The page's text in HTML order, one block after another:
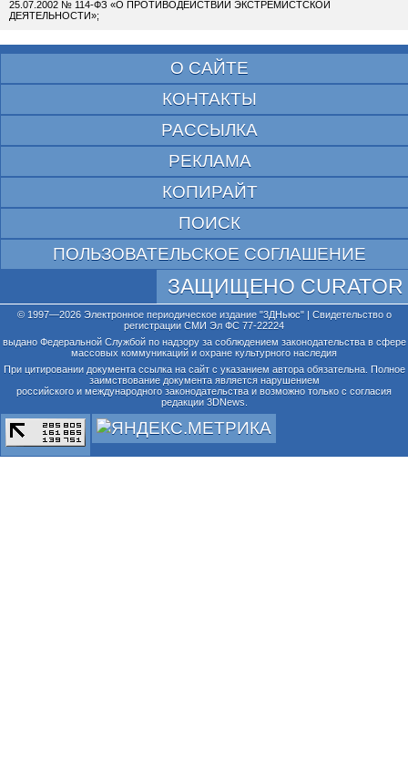
25.07.2002 № 114-ФЗ «О ПРОТИВОДЕЙСТВИИ ЭКСТРЕМИСТСКОЙ
ДЕЯТЕЛЬНОСТИ»;
О САЙТЕ
КОНТАКТЫ
РАССЫЛКА
РЕКЛАМА
КОПИРАЙТ
ПОИСК
ПОЛЬЗОВАТЕЛЬСКОЕ СОГЛАШЕНИЕ
ЗАЩИЩЕНО CURATOR
© 1997—2026 Электронное периодическое издание "3ДНьюс" | Свидетельство о
регистрации СМИ Эл ФС 77-22224
выдано Федеральной Службой по надзору за соблюдением законодательства в сфере
массовых коммуникаций и охране культурного наследия
При цитировании документа ссылка на сайт с указанием автора обязательна. Полное
заимствование документа является нарушением
российского и международного законодательства и возможно только с согласия
редакции 3DNews.